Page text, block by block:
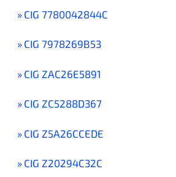
CIG 7780042844C
CIG 7978269B53
CIG ZAC26E5891
CIG ZC5288D367
CIG Z5A26CCEDE
CIG Z20294C32C